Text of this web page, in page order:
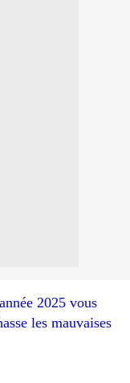
2025 vous
les mauvaises